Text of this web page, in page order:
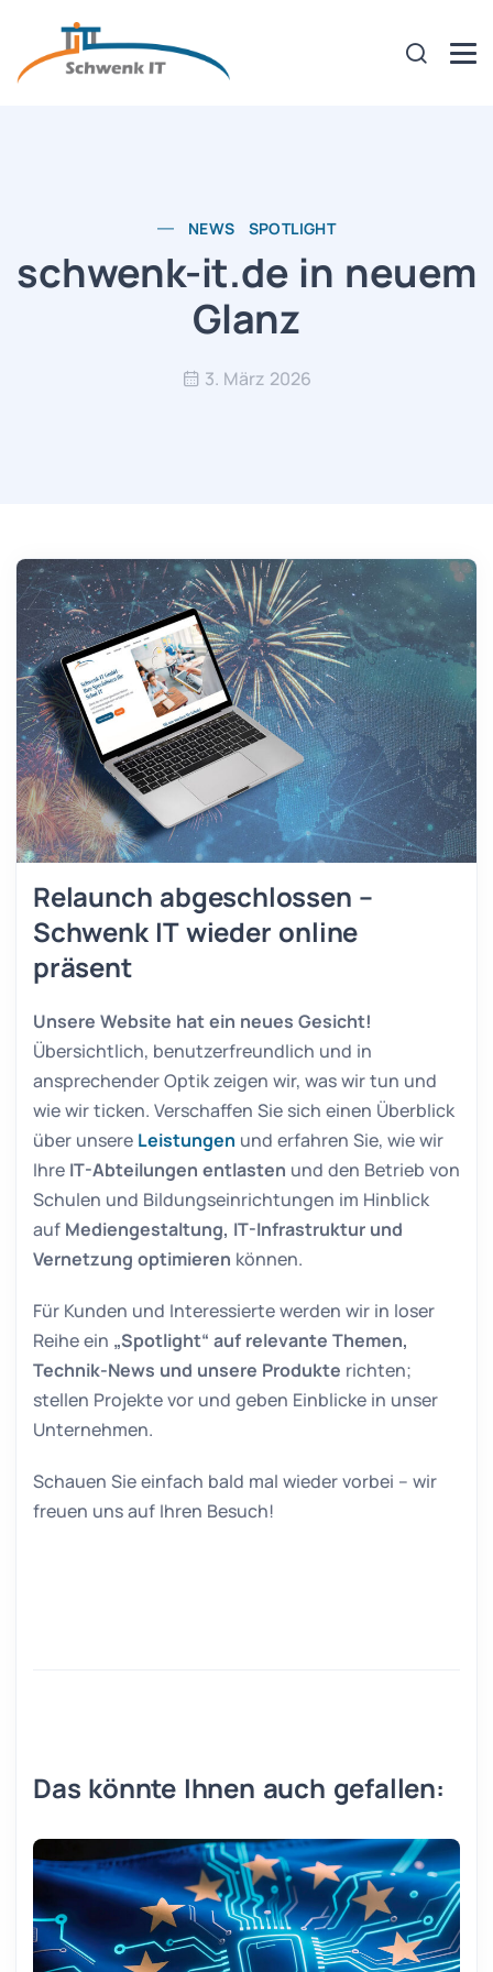
NEWS SPOTLIGHT
schwenk-it.de in neuem
Glanz
3. März 2026
Relaunch abgeschlossen –
Schwenk IT wieder online
präsent
Unsere Website hat ein neues Gesicht!
Übersichtlich, benutzerfreundlich und in
ansprechender Optik zeigen wir, was wir tun und
wie wir ticken. Verschaffen Sie sich einen Überblick
über unsere Leistungen und erfahren Sie, wie wir
Ihre IT-Abteilungen entlasten und den Betrieb von
Schulen und Bildungseinrichtungen im Hinblick
auf Mediengestaltung, IT-Infrastruktur und
Vernetzung optimieren können.
Für Kunden und Interessierte werden wir in loser
Reihe ein „Spotlight“ auf relevante Themen,
Technik-News und unsere Produkte richten;
stellen Projekte vor und geben Einblicke in unser
Unternehmen.
Schauen Sie einfach bald mal wieder vorbei – wir
freuen uns auf Ihren Besuch!
Das könnte Ihnen auch gefallen: